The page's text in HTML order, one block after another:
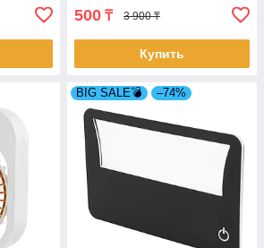
500 ₸ 3 900 ₸
Купить
BIG SALE💣 –74%